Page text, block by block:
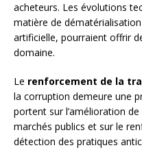
acheteurs. Les évolutions
matière de dématérialisation
artificielle, pourraient offrir
domaine.
Le renforcement de la
la corruption demeure une
portent sur l’amélioration
marchés publics et sur le
détection des pratiques